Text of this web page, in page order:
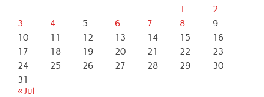
1
2
3
4 5 6 7 8
9
10
11 12 13 14 15
16
17
18 19 20 21 22
23
24
25 26 27 28 29
30
31
« Jul